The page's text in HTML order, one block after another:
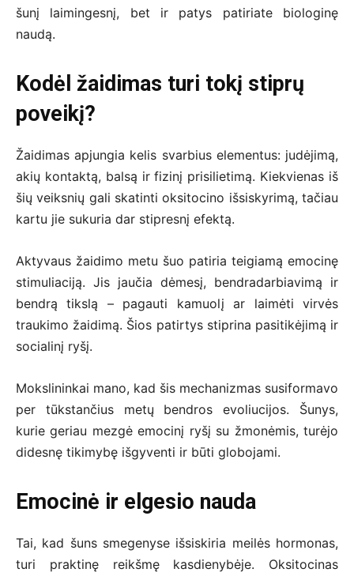
šunį laimingesnį, bet ir patys patiriate biologinę
naudą.
Kodėl žaidimas turi tokį stiprų
poveikį?
Žaidimas apjungia kelis svarbius elementus: judėjimą,
akių kontaktą, balsą ir fizinį prisilietimą. Kiekvienas iš
šių veiksnių gali skatinti oksitocino išsiskyrimą, tačiau
kartu jie sukuria dar stipresnį efektą.
Aktyvaus žaidimo metu šuo patiria teigiamą emocinę
stimuliaciją. Jis jaučia dėmesį, bendradarbiavimą ir
bendrą tikslą – pagauti kamuolį ar laimėti virvės
traukimo žaidimą. Šios patirtys stiprina pasitikėjimą ir
socialinį ryšį.
Mokslininkai mano, kad šis mechanizmas susiformavo
per tūkstančius metų bendros evoliucijos. Šunys,
kurie geriau mezgė emocinį ryšį su žmonėmis, turėjo
didesnę tikimybę išgyventi ir būti globojami.
Emocinė ir elgesio nauda
Tai, kad šuns smegenyse išsiskiria meilės hormonas,
turi praktinę reikšmę kasdienybėje. Oksitocinas